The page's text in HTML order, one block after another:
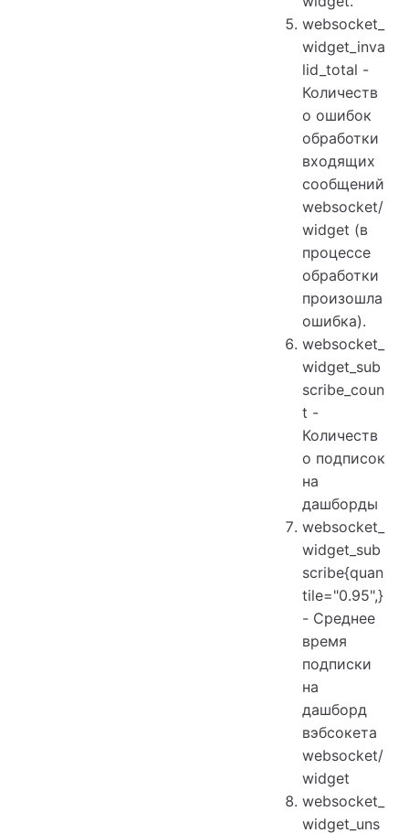
websocket_
widget_inva
lid_total -
Количеств
о ошибок
обработки
входящих
сообщений
websocket/
widget (в
процессе
обработки
произошла
ошибка).
websocket_
widget_sub
scribe_coun
t -
Количеств
о подписок
на
дашборды
websocket_
widget_sub
scribe{quan
tile="0.95",}
- Среднее
время
подписки
на
дашборд
вэбсокета
websocket/
widget
websocket_
widget_uns